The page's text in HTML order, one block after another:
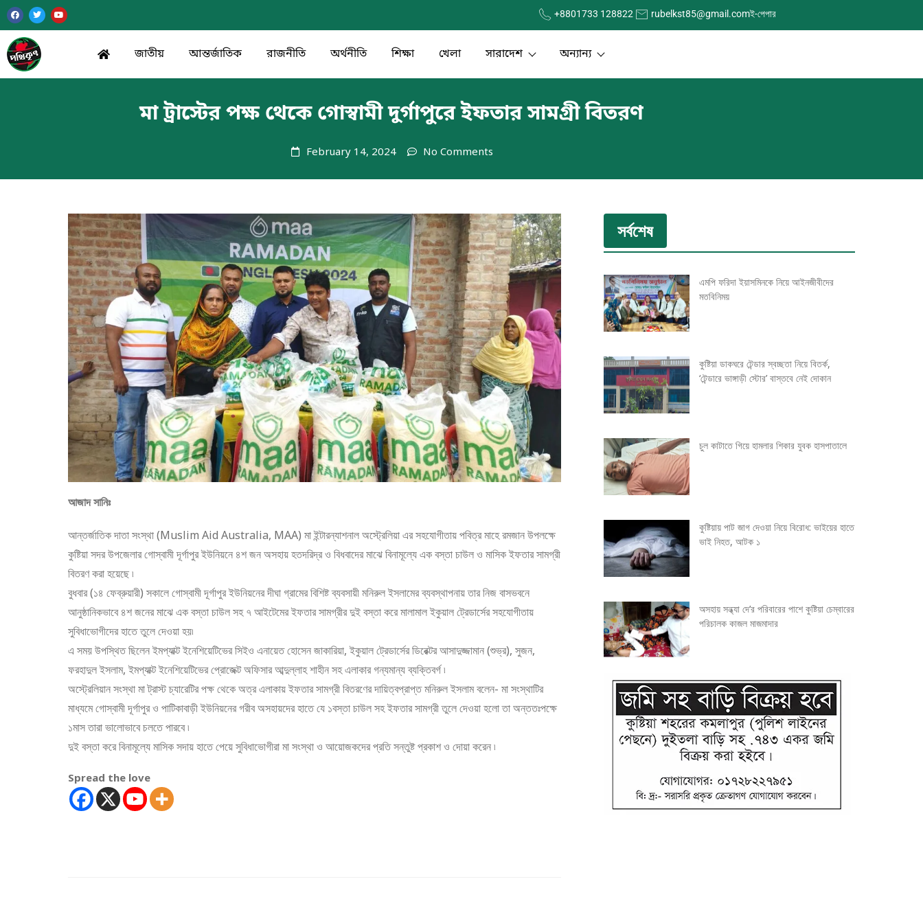
+8801733 128822 rubelkst85@gmail.comই-পেপার
জাতীয় আন্তর্জাতিক রাজনীতি অর্থনীতি শিক্ষা খেলা সারাদেশ অন্যান্য
মা ট্রাস্টের পক্ষ থেকে গোস্বামী দুর্গাপুরে ইফতার সামগ্রী বিতরণ
February 14, 2024 No Comments
আজাদ সানিঃ
আন্তর্জাতিক দাতা সংস্থা (Muslim Aid Australia, MAA) মা ইন্টারন্যাশনাল অস্ট্রেলিয়া এর সহযোগীতায় পবিত্র মাহে রমজান উপলক্ষে
কুষ্টিয়া সদর উপজেলার গোস্বামী দূর্গাপুর ইউনিয়নে ৪শ জন অসহায় হতদরিদ্র ও বিধবাদের মাঝে বিনামূল্যে এক বস্তা চাউল ও মাসিক ইফতার সামগ্রী
বিতরণ করা হয়েছে ৷
বুধবার (১৪ ফেব্রুয়ারী) সকালে গোস্বামী দূর্গাপুর ইউনিয়নের দীঘা গ্রামের বিশিষ্ট ব্যবসায়ী মনিরুল ইসলামের ব্যবস্থাপনায় তার নিজ বাসভবনে
আনুষ্ঠানিকভাবে ৪শ জনের মাঝে এক বস্তা চাউল সহ ৭ আইটেমের ইফতার সামগ্রীর দুই বস্তা করে মালামাল ইকুয়াল ট্রেডার্সের সহযোগীতায়
সুবিধাভোগীদের হাতে তুলে দেওয়া হয়৷
এ সময় উপস্থিত ছিলেন ইমপ্যাক্ট ইনেশিয়েটিভের সিইও এনায়েত হোসেন জাকারিয়া, ইকুয়াল ট্রেডার্সের ডিরেক্টর আসাদুজ্জামান (শুভ্র), সুজন,
ফরহাদুল ইসলাম, ইমপ্যাক্ট ইনেশিয়েটিভের প্রোজেক্ট অফিসার আব্দুল্লাহ শাহীন সহ এলাকার গন্যমান্য ব্যক্তিবর্গ ৷
অস্ট্রেলিয়ান সংস্থা মা ট্রাস্ট চ্যারেটির পক্ষ থেকে অত্র এলাকায় ইফতার সামগ্রী বিতরণের দায়িত্বপ্রাপ্ত মনিরুল ইসলাম বলেন- মা সংস্থাটির
মাধ্যমে গোস্বামী দূর্গাপুর ও পাটিকাবাড়ী ইউনিয়নের গরীব অসহায়দের হাতে যে ১বস্তা চাউল সহ ইফতার সামগ্রী তুলে দেওয়া হলো তা অন্ততঃপক্ষে
১মাস তারা ভালোভাবে চলতে পারবে ৷
দুই বস্তা করে বিনামূল্যে মাসিক সদায় হাতে পেয়ে সুবিধাভোগীরা মা সংস্থা ও আয়োজকদের প্রতি সন্তুষ্ট প্রকাশ ও দোয়া করেন ৷
Spread the love
সর্বশেষ
এমপি ফরিদা ইয়াসমিনকে নিয়ে আইনজীবীদের
মতবিনিময়
কুষ্টিয়া ডাকঘরে টেন্ডার স্বচ্ছতা নিয়ে বিতর্ক,
‘টেন্ডারে ভাঙ্গাড়ী স্টোর’ বাস্তবে নেই দোকান
চুল কাটাতে গিয়ে হামলার শিকার যুবক হাসপাতালে
কুষ্টিয়ায় পাট জাগ দেওয়া নিয়ে বিরোধ: ভাইয়ের হাতে
ভাই নিহত, আটক ১
অসহায় সন্ধ্যা দে’র পরিবারের পাশে কুষ্টিয়া চেম্বারের
পরিচালক কাজল মাজমাদার